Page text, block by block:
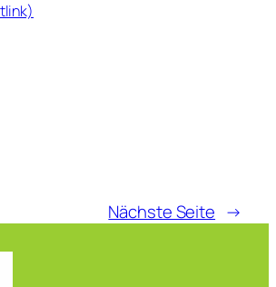
Nächste Seite →